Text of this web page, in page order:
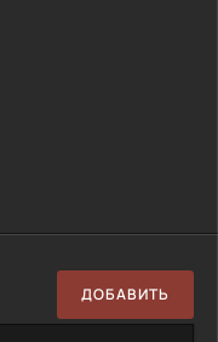
ДОБАВИТЬ